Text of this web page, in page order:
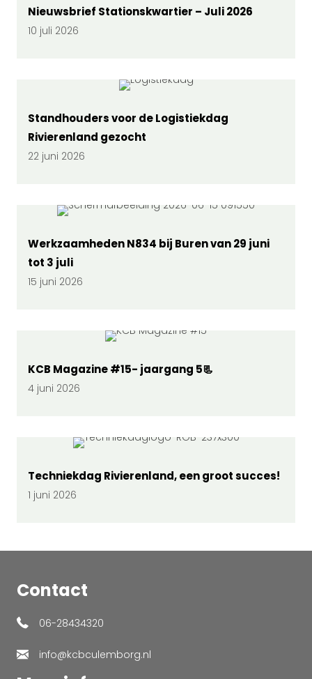
Nieuwsbrief Stationskwartier – Juli 2026
10 juli 2026
Standhouders voor de Logistiekdag
Rivierenland gezocht
22 juni 2026
Werkzaamheden N834 bij Buren van 29 juni
tot 3 juli
15 juni 2026
KCB Magazine #15- jaargang 5📃
4 juni 2026
Techniekdag Rivierenland, een groot succes!
1 juni 2026
Contact
06-28434320
info@kcbculemborg.nl